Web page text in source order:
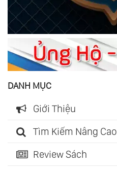
DANH MỤC
Giới Thiệu
Tìm Kiếm Nâng Cao
Review Sách